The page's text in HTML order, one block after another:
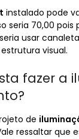
instalado pode
seria 70,00 pois
usar
visual.
fazer a
de
ressaltar que